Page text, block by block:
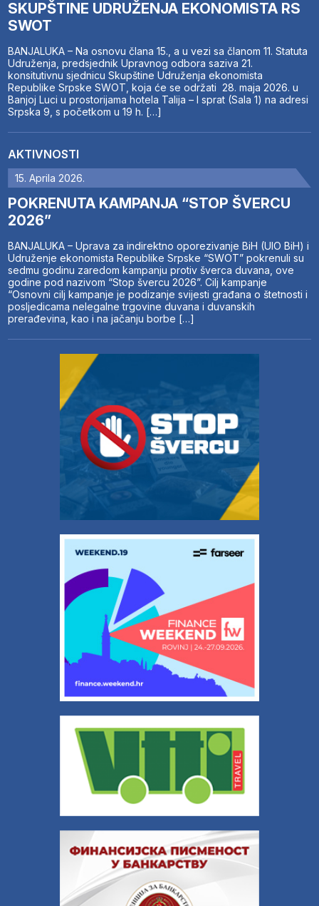
SKUPŠTINE UDRUŽENJA EKONOMISTA RS
SWOT
BANJALUKA – Na osnovu člana 15., a u vezi sa članom 11. Statuta
Udruženja, predsjednik Upravnog odbora saziva 21.
konsitutivnu sjednicu Skupštine Udruženja ekonomista
Republike Srpske SWOT, koja će se održati 28. maja 2026. u
Banjoj Luci u prostorijama hotela Talija – I sprat (Sala 1) na adresi
Srpska 9, s početkom u 19 h. […]
AKTIVNOSTI
15. Aprila 2026.
POKRENUTA KAMPANJA “STOP ŠVERCU
2026”
BANJALUKA – Uprava za indirektno oporezivanje BiH (UIO BiH) i
Udruženje ekonomista Republike Srpske “SWOT” pokrenuli su
sedmu godinu zaredom kampanju protiv šverca duvana, ove
godine pod nazivom “Stop švercu 2026”. Cilj kampanje
“Osnovni cilj kampanje je podizanje svijesti građana o štetnosti i
posljedicama nelegalne trgovine duvana i duvanskih
prerađevina, kao i na jačanju borbe […]